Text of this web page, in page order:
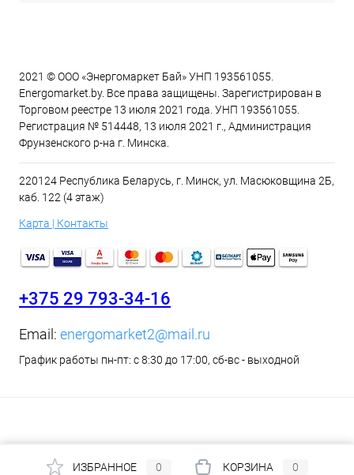
2021 © ООО «Энергомаркет Бай» УНП 193561055.
Energomarket.by. Все права защищены. Зарегистрирован в
Торговом реестре 13 июля 2021 года. УНП 193561055.
Регистрация № 514448, 13 июля 2021 г., Администрация
Фрунзенского р-на г. Минска.
220124 Республика Беларусь, г. Минск, ул. Масюковщина 2Б,
каб. 122 (4 этаж)
Карта | Контакты
+375 29 793-34-16
Email: energomarket2@mail.ru
График работы пн-пт: с 8:30 до 17:00, сб-вс - выходной
ИЗБРАННОЕ 0 КОРЗИНА 0